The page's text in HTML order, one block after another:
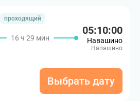
проходящий
16 ч 29 мин
05:10:00
Навашино
Навашино
Выбрать дату